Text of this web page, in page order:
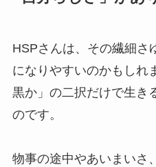
HSPさんは、その繊細さ
になりやすいのかもしれ
黒か」の二択だけで生き
のです。
物事の途中やあいまいさ